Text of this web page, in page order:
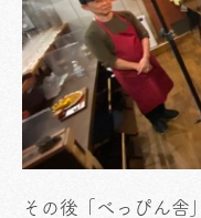
その後「べっぴん舎